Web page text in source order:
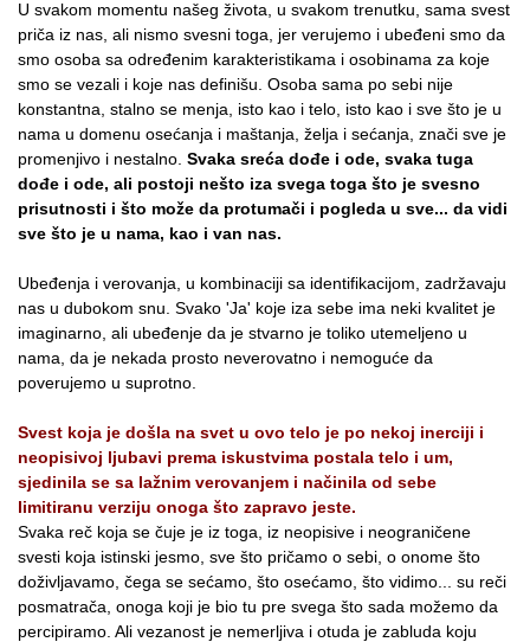
U svakom momentu našeg života, u svakom trenutku, sama svest
priča iz nas, ali nismo svesni toga, jer verujemo i ubeđeni smo da
smo osoba sa određenim karakteristikama i osobinama za koje
smo se vezali i koje nas definišu. Osoba sama po sebi nije
konstantna, stalno se menja, isto kao i telo, isto kao i sve što je u
nama u domenu osećanja i maštanja, želja i sećanja, znači sve je
promenjivo i nestalno. Svaka sreća dođe i ode, svaka tuga
dođe i ode, ali postoji nešto iza svega toga što je svesno
prisutnosti i što može da protumači i pogleda u sve... da vidi
sve što je u nama, kao i van nas.
Ubeđenja i verovanja, u kombinaciji sa identifikacijom, zadržavaju
nas u dubokom snu. Svako 'Ja' koje iza sebe ima neki kvalitet je
imaginarno, ali ubeđenje da je stvarno je toliko utemeljeno u
nama, da je nekada prosto neverovatno i nemoguće da
poverujemo u suprotno.
Svest koja je došla na svet u ovo telo je po nekoj inerciji i
neopisivoj ljubavi prema iskustvima postala telo i um,
sjedinila se sa lažnim verovanjem i načinila od sebe
limitiranu verziju onoga što zapravo jeste.
Svaka reč koja se čuje je iz toga, iz neopisive i neograničene
svesti koja istinski jesmo, sve što pričamo o sebi, o onome što
doživljavamo, čega se sećamo, što osećamo, što vidimo... su reči
posmatrača, onoga koji je bio tu pre svega što sada možemo da
percipiramo. Ali vezanost je nemerljiva i otuda je zabluda koju